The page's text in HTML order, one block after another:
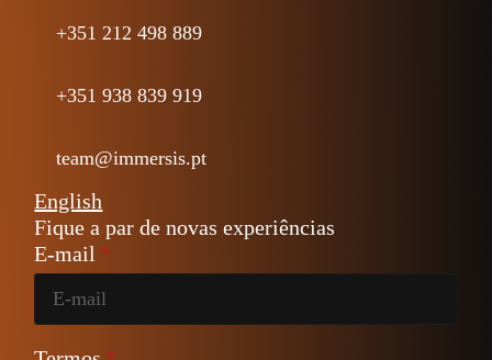
+351 212 498 889
+351 938 839 919
team@immersis.pt
English
Fique a par de novas experiências
E-mail *